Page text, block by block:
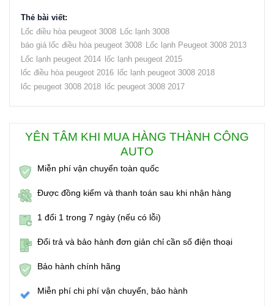
Thẻ bài viết:
Lốc điều hòa peugeot 3008 Lốc lạnh 3008
báo giá lốc điều hòa peugeot 3008 Lốc lạnh Peugeot 3008 2013
Lốc lạnh peugeot 2014
lốc lạnh peugeot 2015
lốc điều hòa peugeot 2016
lốc lạnh peugeot 3008 2018
lốc peugeot 3008 2018
lốc peugeot 3008 2017
YÊN TÂM KHI MUA HÀNG THÀNH CÔNG
AUTO
Miễn phí vận chuyển toàn quốc
Được đồng kiểm và thanh toán sau khi nhận hàng
1 đổi 1 trong 7 ngày (nếu có lỗi)
Đổi trả và bảo hành đơn giản chỉ cần số điện thoại
Bảo hành chính hãng
Miễn phí chi phí vận chuyển, bảo hành